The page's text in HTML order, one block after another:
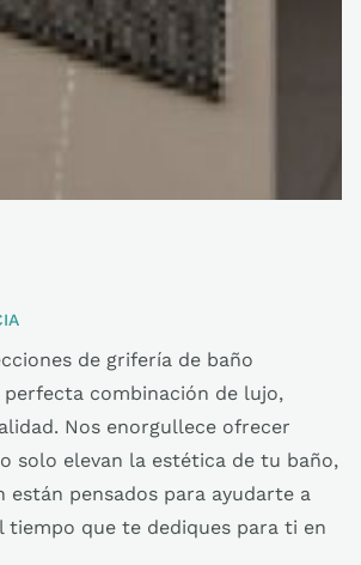
de grifería de baño
combinación de lujo,
Nos enorgullece ofrecer
solo elevan la estética de tu baño,
están pensados para ayudarte a
tiempo que te dediques para ti en